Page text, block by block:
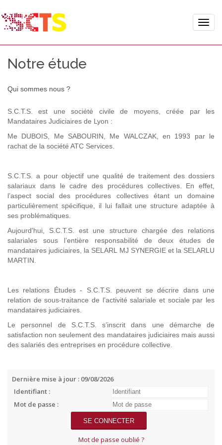
Toggle
Notre étude
Qui sommes nous ?
S.C.T.S. est une société civile de moyens, créée par les
Mandataires Judiciaires de Lyon :
Me DUBOIS, Me SABOURIN, Me WALCZAK, en 1993 par le
rachat de la société ATC Services.
S.C.T.S. a pour objectif une qualité de traitement des dossiers
salariaux dans le cadre des procédures collectives. En effet,
l’aspect social des procédures collectives étant un domaine
particulièrement spécifique, il lui fallait une structure adaptée à
ses problématiques.
Aujourd'hui, S.C.T.S. est une structure chargée des relations
salariales sous l’entière responsabilité de deux études de
mandataires judiciaires, la SELARL MJ SYNERGIE et la SELARLU
MARTIN.
Les relations Études - S.C.T.S. peuvent se décrire dans une
relation de sous-traitance de l’activité salariale et sociale par les
mandataires judiciaires.
Le personnel de S.C.T.S. s’inscrit dans une démarche de
satisfaction non seulement des mandataires judiciaires mais aussi
des salariés des entreprises en procédure collective.
Dernière mise à jour : 09/08/2026
Identifiant :
Mot de passe :
Mot de passe oublié ?